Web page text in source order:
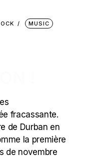
MUSIC
fracassante.
de Durban en
la première
de novembre